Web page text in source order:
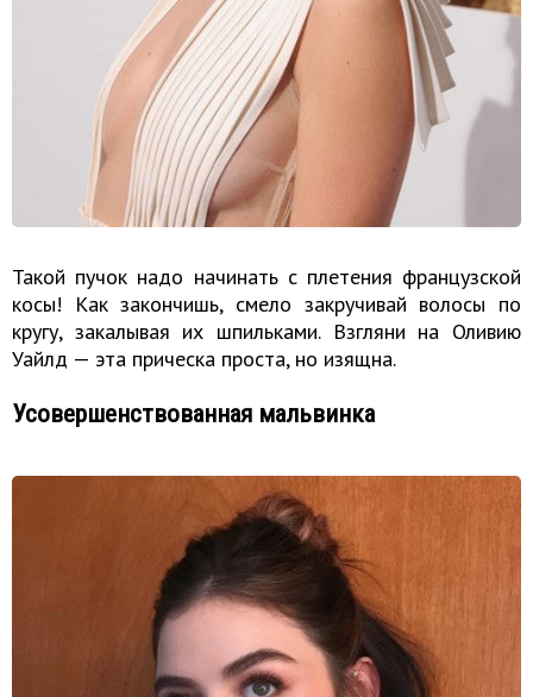
Такой пучок надо начинать с плетения французской
косы! Как закончишь, смело закручивай волосы по
кругу, закалывая их шпильками. Взгляни на Оливию
Уайлд — эта прическа проста, но изящна.
Усовершенствованная мальвинка